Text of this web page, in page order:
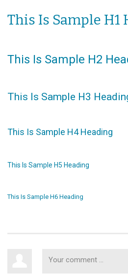
This Is Sample H1
This Is Sample H2
This Is Sample H3
This Is Sample H4 Heading
This Is Sample H5 Heading
This Is Sample H6 Heading